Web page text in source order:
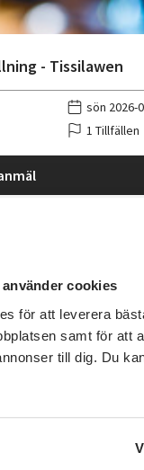
cookies
för att leverera
samt för att
till dig. Du
- Tissilawen
sön 2026-
1 Tillfällen
mfl (Aktiva